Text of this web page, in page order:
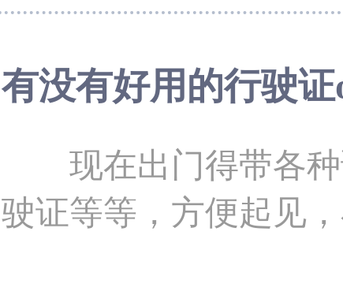
字识别软件是我们经
用ocr文字识别转换？
么？今天小编就给大家介
字识别转换 OCR（optical character
recognition）文字识别
有没有好用的行驶
现在出门得带各种
驶证等等，方便起见